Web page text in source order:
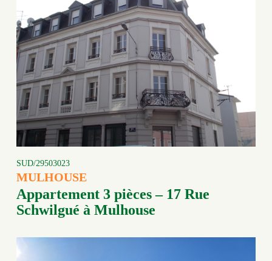
SUD/29503023
MULHOUSE
Appartement 3 pièces – 17 Rue
Schwilgué à Mulhouse